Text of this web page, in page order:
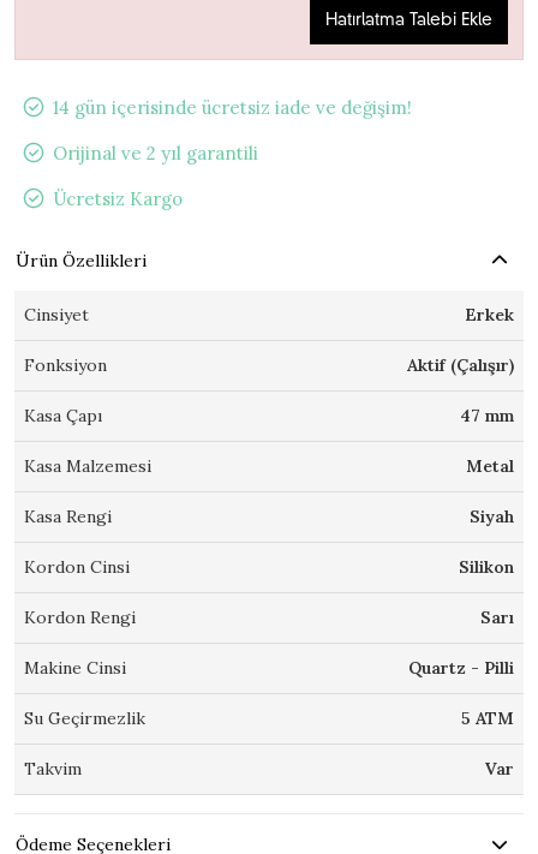
Hatırlatma Talebi Ekle
14 gün içerisinde ücretsiz iade ve değişim!
Orijinal ve 2 yıl garantili
Ücretsiz Kargo
Ürün Özellikleri
Cinsiyet Erkek
Fonksiyon Aktif (Çalışır)
Kasa Çapı 47 mm
Kasa Malzemesi Metal
Kasa Rengi Siyah
Kordon Cinsi Silikon
Kordon Rengi Sarı
Makine Cinsi Quartz - Pilli
Su Geçirmezlik 5 ATM
Takvim Var
Ödeme Seçenekleri